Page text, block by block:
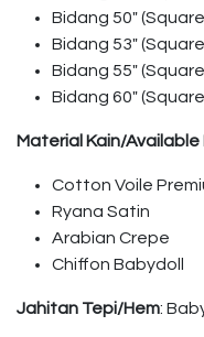
Bidang 50″
Bidang 53″
Bidang 55″
Bidang 60″
Material Kain/Available
Cotton Voile
Ryana Satin
Arabian Crepe
Chiffon Babydoll
Jahitan Tepi/Hem: